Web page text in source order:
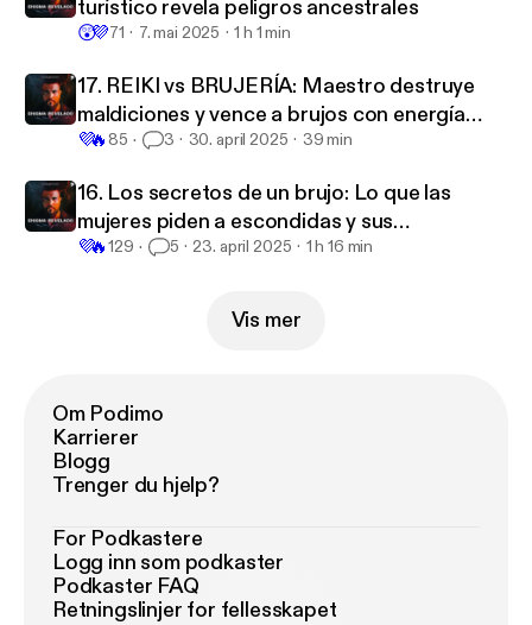
turístico revela peligros ancestrales
😲💜71 7. mai 2025 1 h 1 min
17. REIKI vs BRUJERÍA: Maestro destruye
maldiciones y vence a brujos con energía
pura
💜🔥85 3 30. april 2025 39 min
16. Los secretos de un brujo: Lo que las
mujeres piden a escondidas y sus
consecuencias
💜🔥129 5 23. april 2025 1 h 16 min
Vis mer
Om Podimo
Karrierer
Blogg
Trenger du hjelp?
For Podkastere
Logg inn som podkaster
Podkaster FAQ
Retningslinjer for fellesskapet